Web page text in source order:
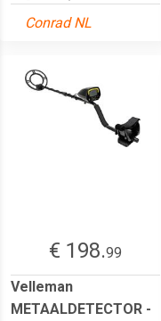
Conrad NL
€ 198.99
Velleman
METAALDETECTOR -